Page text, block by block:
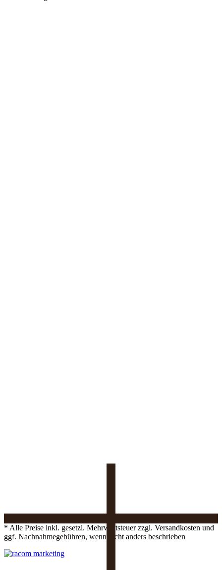
* Alle Preise inkl. gesetzl. Mehrwertsteuer zzgl. Versandkosten und
ggf. Nachnahmegebühren, wenn nicht anders beschrieben